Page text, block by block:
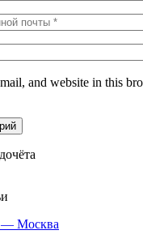
and website in this
— Москва